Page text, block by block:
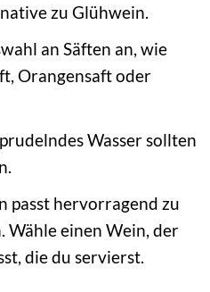
zu Glühwein.
an Säften an, wie
Orangensaft oder
Wasser sollten
passt hervorragend zu
Wähle einen Wein, der
die du servierst.